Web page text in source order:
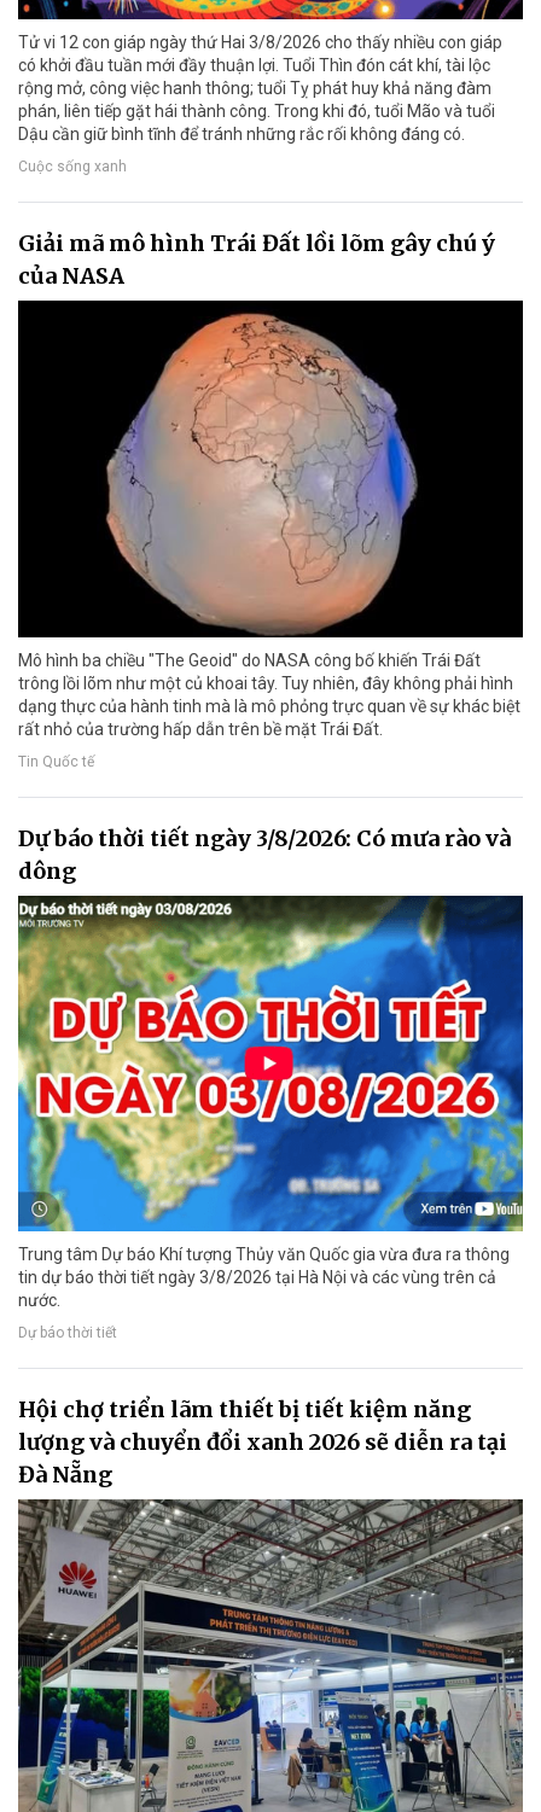
Tử vi 12 con giáp ngày thứ Hai 3/8/2026 cho thấy nhiều con giáp
có khởi đầu tuần mới đầy thuận lợi. Tuổi Thìn đón cát khí, tài lộc
rộng mở, công việc hanh thông; tuổi Tỵ phát huy khả năng đàm
phán, liên tiếp gặt hái thành công. Trong khi đó, tuổi Mão và tuổi
Dậu cần giữ bình tĩnh để tránh những rắc rối không đáng có.
Cuộc sống xanh
Giải mã mô hình Trái Đất lồi lõm gây chú ý
của NASA
Mô hình ba chiều "The Geoid" do NASA công bố khiến Trái Đất
trông lồi lõm như một củ khoai tây. Tuy nhiên, đây không phải hình
dạng thực của hành tinh mà là mô phỏng trực quan về sự khác biệt
rất nhỏ của trường hấp dẫn trên bề mặt Trái Đất.
Tin Quốc tế
Dự báo thời tiết ngày 3/8/2026: Có mưa rào và
dông
Trung tâm Dự báo Khí tượng Thủy văn Quốc gia vừa đưa ra thông
tin dự báo thời tiết ngày 3/8/2026 tại Hà Nội và các vùng trên cả
nước.
Dự báo thời tiết
Hội chợ triển lãm thiết bị tiết kiệm năng
lượng và chuyển đổi xanh 2026 sẽ diễn ra tại
Đà Nẵng